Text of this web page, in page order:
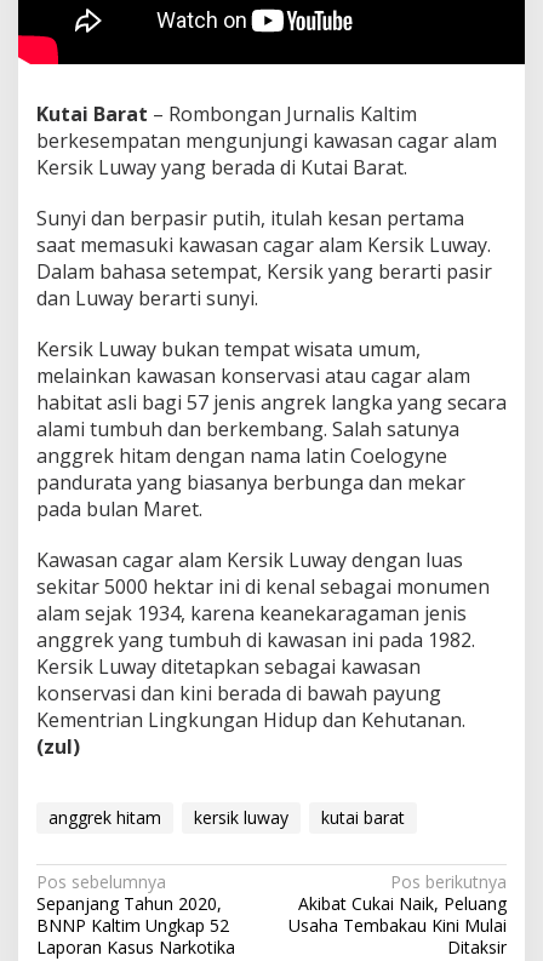
Kutai Barat – Rombongan Jurnalis Kaltim
berkesempatan mengunjungi kawasan cagar alam
Kersik Luway yang berada di Kutai Barat.
Sunyi dan berpasir putih, itulah kesan pertama
saat memasuki kawasan cagar alam Kersik Luway.
Dalam bahasa setempat, Kersik yang berarti pasir
dan Luway berarti sunyi.
Kersik Luway bukan tempat wisata umum,
melainkan kawasan konservasi atau cagar alam
habitat asli bagi 57 jenis angrek langka yang secara
alami tumbuh dan berkembang. Salah satunya
anggrek hitam dengan nama latin Coelogyne
pandurata yang biasanya berbunga dan mekar
pada bulan Maret.
Kawasan cagar alam Kersik Luway dengan luas
sekitar 5000 hektar ini di kenal sebagai monumen
alam sejak 1934, karena keanekaragaman jenis
anggrek yang tumbuh di kawasan ini pada 1982.
Kersik Luway ditetapkan sebagai kawasan
konservasi dan kini berada di bawah payung
Kementrian Lingkungan Hidup dan Kehutanan.
(zul)
anggrek hitam kersik luway kutai barat
Navigasi
pos
Pos sebelumnya
Sepanjang Tahun 2020,
BNNP Kaltim Ungkap 52
Laporan Kasus Narkotika
Pos berikutnya
Akibat Cukai Naik, Peluang
Usaha Tembakau Kini Mulai
Ditaksir